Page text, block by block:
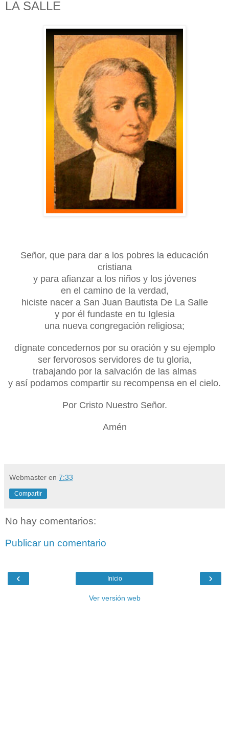
LA SALLE
Señor, que para dar a los pobres la educación
cristiana
y para afianzar a los niños y los jóvenes
en el camino de la verdad,
hiciste nacer a San Juan Bautista De La Salle
y por él fundaste en tu Iglesia
una nueva congregación religiosa;
dígnate concedernos por su oración y su ejemplo
ser fervorosos servidores de tu gloria,
trabajando por la salvación de las almas
y así podamos compartir su recompensa en el cielo.
Por Cristo Nuestro Señor.
Amén
Webmaster en 7:33
Compartir
No hay comentarios:
Publicar un comentario
‹ ›
Inicio
Ver versión web